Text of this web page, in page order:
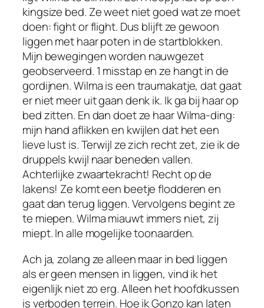
kingsize bed. Ze weet niet goed wat ze moet
doen: fight or flight. Dus blijft ze gewoon
liggen met haar poten in de startblokken.
Mijn bewegingen worden nauwgezet
geobserveerd. 1 misstap en ze hangt in de
gordijnen. Wilma is een traumakatje, dat gaat
er niet meer uit gaan denk ik. Ik ga bij haar op
bed zitten. En dan doet ze haar Wilma-ding:
mijn hand aflikken en kwijlen dat het een
lieve lust is. Terwijl ze zich recht zet, zie ik de
druppels kwijl naar beneden vallen.
Achterlijke zwaartekracht! Recht op de
lakens! Ze komt een beetje flodderen en
gaat dan terug liggen. Vervolgens begint ze
te miepen. Wilma miauwt immers niet, zij
miept. In alle mogelijke toonaarden.
Ach ja, zolang ze alleen maar in bed liggen
als er geen mensen in liggen, vind ik het
eigenlijk niet zo erg. Alleen het hoofdkussen
is verboden terrein. Hoe ik Gonzo kan laten